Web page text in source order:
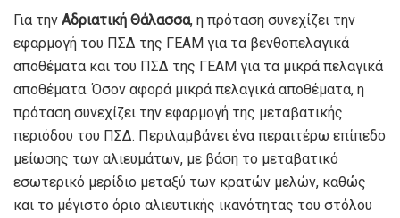
Για την Αδριατική Θάλασσα, η πρόταση συνεχίζει την
εφαρμογή του ΠΣΔ της ΓΕΑΜ για τα βενθοπελαγικά
αποθέματα και του ΠΣΔ της ΓΕΑΜ για τα μικρά πελαγικά
αποθέματα. Όσον αφορά μικρά πελαγικά αποθέματα, η
πρόταση συνεχίζει την εφαρμογή της μεταβατικής
περιόδου του ΠΣΔ. Περιλαμβάνει ένα περαιτέρω επίπεδο
μείωσης των αλιευμάτων, με βάση το μεταβατικό
εσωτερικό μερίδιο μεταξύ των κρατών μελών, καθώς
και το μέγιστο όριο αλιευτικής ικανότητας του στόλου